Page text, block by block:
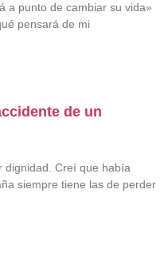
a punto de cambiar su vida»
pensará de mi
de un
dignidad. Creí que había
siempre tiene las de perder